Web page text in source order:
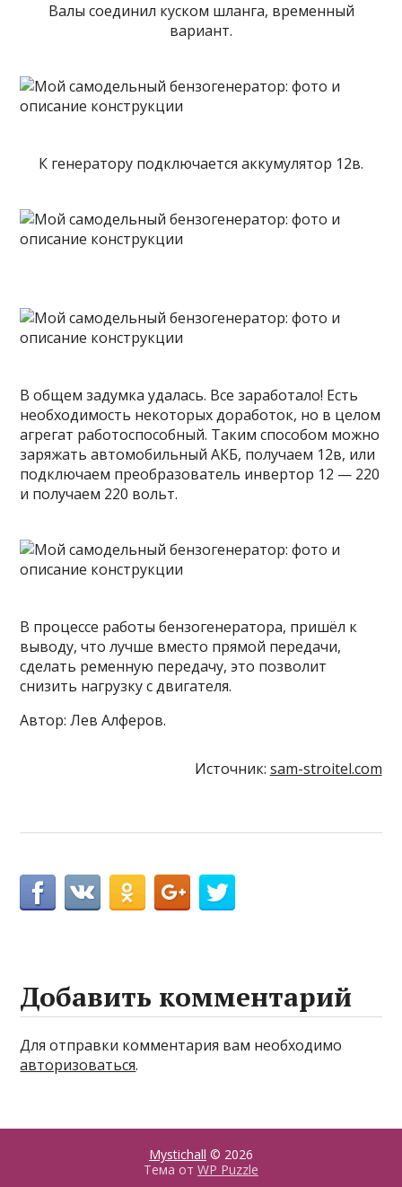
Валы соединил куском шланга, временный
вариант.
К генератору подключается аккумулятор 12в.
В общем задумка удалась. Все заработало! Есть
необходимость некоторых доработок, но в целом
агрегат работоспособный. Таким способом можно
заряжать автомобильный АКБ, получаем 12в, или
подключаем преобразователь инвертор 12 — 220
и получаем 220 вольт.
В процессе работы бензогенератора, пришёл к
выводу, что лучше вместо прямой передачи,
сделать ременную передачу, это позволит
снизить нагрузку с двигателя.
Автор: Лев Алферов.
Источник: sam-stroitel.com
Добавить комментарий
Для отправки комментария вам необходимо
авторизоваться.
Mystichall © 2026
Тема от WP Puzzle